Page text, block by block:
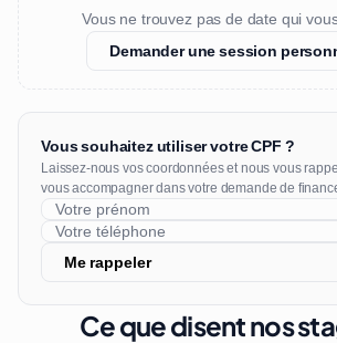
Vous ne trouvez pas de date qui
Demander une session
Vous souhaitez utiliser votre CPF ?
Laissez-nous vos coordonnées et nous vous
vous accompagner dans votre demande de
Me rappeler
Ce que disent nos